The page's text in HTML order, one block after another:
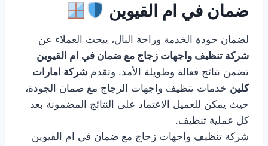
ضمان في ام القيوين
لضمان جودة الخدمة وراحة البال، يبحث العملاء عن
شركة تنظيف واجهات زجاج مع ضمان في ام القيوين
تضمن نتائج فعالة وطويلة الأمد. وتقدم شركة امارات
كلين خدمات تنظيف واجهات الزجاج مع ضمان الجودة،
حيث يمكن للعميل الاعتماد على النتائج المضمونة بعد
كل عملية تنظيف.
شركة تنظيف واجهات زجاج مع ضمان في ام القيوين